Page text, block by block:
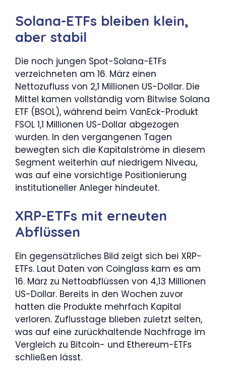
Solana-ETFs bleiben klein,
aber stabil
Die noch jungen Spot-Solana-ETFs
verzeichneten am 16. März einen
Nettozufluss von 2,1 Millionen US-Dollar. Die
Mittel kamen vollständig vom Bitwise Solana
ETF (BSOL), während beim VanEck-Produkt
FSOL 1,1 Millionen US-Dollar abgezogen
wurden. In den vergangenen Tagen
bewegten sich die Kapitalströme in diesem
Segment weiterhin auf niedrigem Niveau,
was auf eine vorsichtige Positionierung
institutioneller Anleger hindeutet.
XRP-ETFs mit erneuten
Abflüssen
Ein gegensätzliches Bild zeigt sich bei XRP-
ETFs. Laut Daten von Coinglass kam es am
16. März zu Nettoabflüssen von 4,13 Millionen
US-Dollar. Bereits in den Wochen zuvor
hatten die Produkte mehrfach Kapital
verloren. Zuflusstage blieben zuletzt selten,
was auf eine zurückhaltende Nachfrage im
Vergleich zu Bitcoin- und Ethereum-ETFs
schließen lässt.